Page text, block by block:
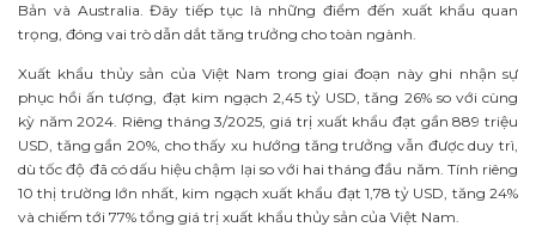
Bản và Australia. Đây tiếp tục là những điểm đến xuất khẩu quan
trọng, đóng vai trò dẫn dắt tăng trưởng cho toàn ngành.
Xuất khẩu thủy sản của Việt Nam trong giai đoạn này ghi nhận sự
phục hồi ấn tượng, đạt kim ngạch 2,45 tỷ USD, tăng 26% so với cùng
kỳ năm 2024. Riêng tháng 3/2025, giá trị xuất khẩu đạt gần 889 triệu
USD, tăng gần 20%, cho thấy xu hướng tăng trưởng vẫn được duy trì,
dù tốc độ đã có dấu hiệu chậm lại so với hai tháng đầu năm. Tính riêng
10 thị trường lớn nhất, kim ngạch xuất khẩu đạt 1,78 tỷ USD, tăng 24%
và chiếm tới 77% tổng giá trị xuất khẩu thủy sản của Việt Nam.